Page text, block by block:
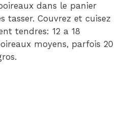
dans le panier
tasser. Couvrez et cuisez
tendres: 12 a 18
moyens, parfois 20